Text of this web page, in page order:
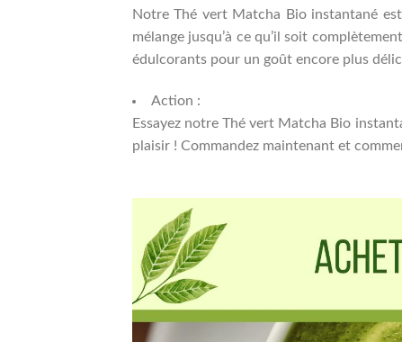
Notre Thé vert Matcha Bio instantané
mélange jusqu’à ce qu’il soit
édulcorants pour un goût encore plus
Action :
Essayez notre Thé vert Matcha Bio
plaisir ! Commandez maintenant et